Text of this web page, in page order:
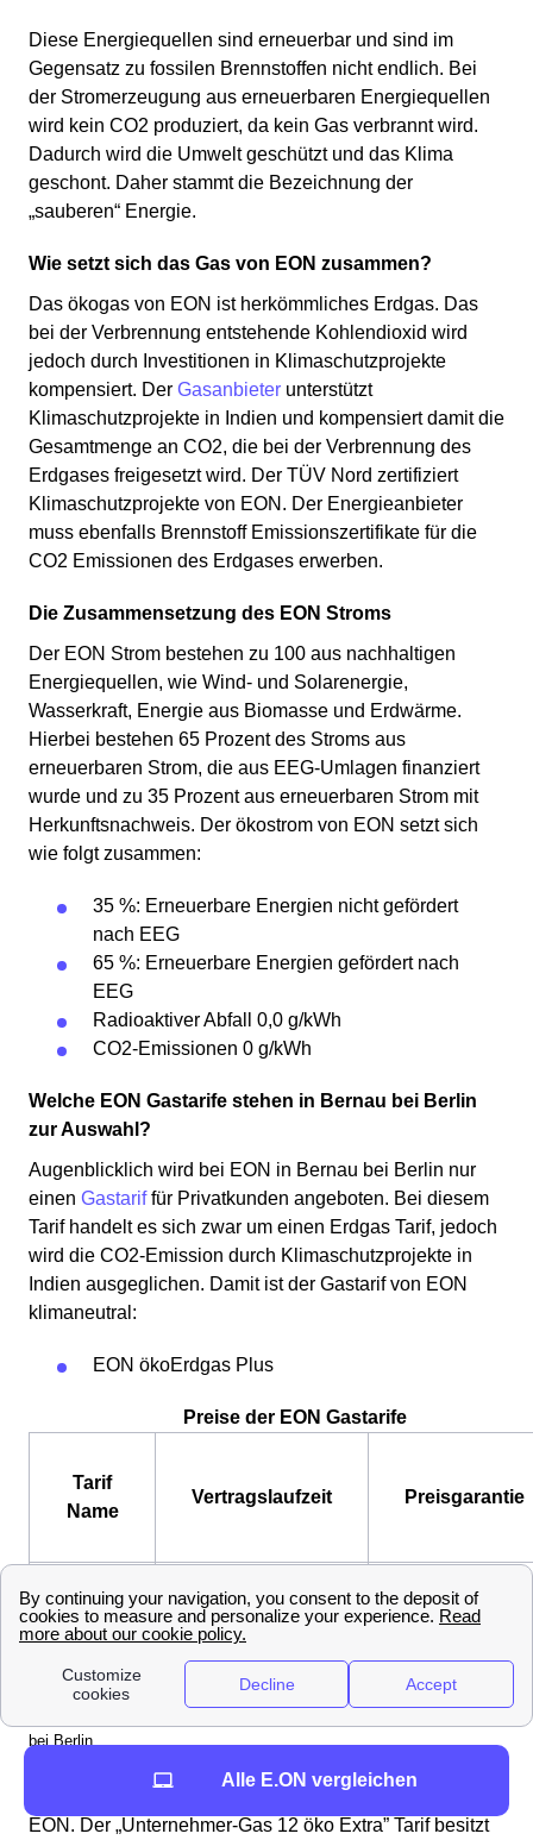
Diese Energiequellen sind erneuerbar und sind im
Gegensatz zu fossilen Brennstoffen nicht endlich. Bei
der Stromerzeugung aus erneuerbaren Energiequellen
wird kein CO2 produziert, da kein Gas verbrannt wird.
Dadurch wird die Umwelt geschützt und das Klima
geschont. Daher stammt die Bezeichnung der
„sauberen“ Energie.
Wie setzt sich das Gas von EON zusammen?
Das ökogas von EON ist herkömmliches Erdgas. Das
bei der Verbrennung entstehende Kohlendioxid wird
jedoch durch Investitionen in Klimaschutzprojekte
kompensiert. Der Gasanbieter unterstützt
Klimaschutzprojekte in Indien und kompensiert damit die
Gesamtmenge an CO2, die bei der Verbrennung des
Erdgases freigesetzt wird. Der TÜV Nord zertifiziert
Klimaschutzprojekte von EON. Der Energieanbieter
muss ebenfalls Brennstoff Emissionszertifikate für die
CO2 Emissionen des Erdgases erwerben.
Die Zusammensetzung des EON Stroms
Der EON Strom bestehen zu 100 aus nachhaltigen
Energiequellen, wie Wind- und Solarenergie,
Wasserkraft, Energie aus Biomasse und Erdwärme.
Hierbei bestehen 65 Prozent des Stroms aus
erneuerbaren Strom, die aus EEG-Umlagen finanziert
wurde und zu 35 Prozent aus erneuerbaren Strom mit
Herkunftsnachweis. Der ökostrom von EON setzt sich
wie folgt zusammen:
35 %: Erneuerbare Energien nicht gefördert
nach EEG
65 %: Erneuerbare Energien gefördert nach
EEG
Radioaktiver Abfall 0,0 g/kWh
CO2-Emissionen 0 g/kWh
Welche EON Gastarife stehen in Bernau bei Berlin
zur Auswahl?
Augenblicklich wird bei EON in Bernau bei Berlin nur
einen Gastariffür Privatkunden angeboten. Bei diesem
Tarif handelt es sich zwar um einen Erdgas Tarif, jedoch
wird die CO2-Emission durch Klimaschutzprojekte in
Indien ausgeglichen. Damit ist der Gastarif von EON
klimaneutral:
EON ökoErdgas Plus
Preise der EON Gastarife
Tarif
Name
Vertragslaufzeit Preisgarantie
EON
ökoErdgas
Plus
12 Monate 1 Jahr
* Bei einem Jahresverbrauch von 18.000 kWh Gas in 16321 ,Bernau
bei Berlin .
Die Geschäftskunden mit Sitz in 16321 Bernau bei
Berlin von EON haben ebenfalls eine Tarifoption bei
EON. Der „Unternehmer-Gas 12 öko Extra” Tarif besitzt
Alle E.ON vergleichen